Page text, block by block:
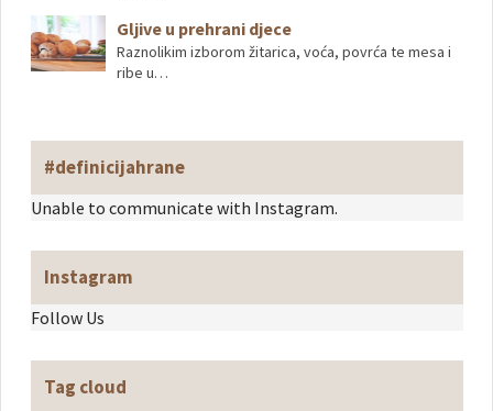
Gljive u prehrani djece
Raznolikim izborom žitarica, voća, povrća te mesa i
ribe u…
#definicijahrane
Unable to communicate with Instagram.
Instagram
Follow Us
Tag cloud